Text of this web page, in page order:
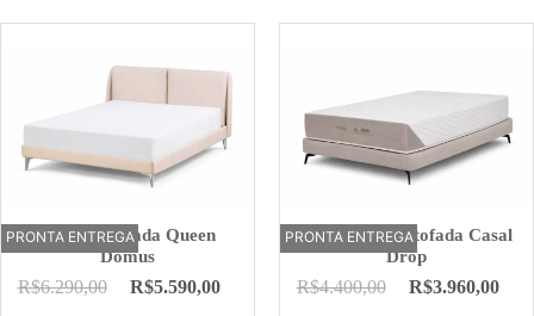
OFERTA
PRONTA ENTREGA
Cama Estofada Queen
Domus
R$6.290,00 R$5.590,00
PRONTA ENTREGA
Base Cama Estofada Casal
Drop
R$4.400,00 R$3.960,00